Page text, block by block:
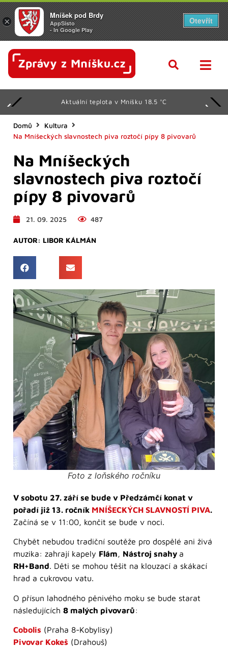
Aktuální teplota v Mníšku 18.5 °C
Domů
Kultura
Na Mníšeckých slavnostech piva roztočí pípy 8 pivovarů
Na Mníšeckých
slavnostech piva roztočí
pípy 8 pivovarů
21. 09. 2025 487
AUTOR: LIBOR KÁLMÁN
Foto z loňského ročníku
V sobotu 27. září se bude v Předzámčí konat v
pořadí již 13. ročník MNÍŠECKÝCH SLAVNOSTÍ PIVA.
Začíná se v 11:00, končit se bude v noci.
Chybět nebudou tradiční soutěže pro dospělé ani živá
muzika: zahrají kapely Flám, Nástroj snahy a
RH+Band. Děti se mohou těšit na klouzací a skákací
hrad a cukrovou vatu.
O přísun lahodného pěnivého moku se bude starat
následujících 8 malých pivovarů:
Cobolis (Praha 8-Kobylisy)
Pivovar Kokeš (Drahouš)
×
Mníšek pod Brdy
AppSisto
- In Google Play
Otevřít